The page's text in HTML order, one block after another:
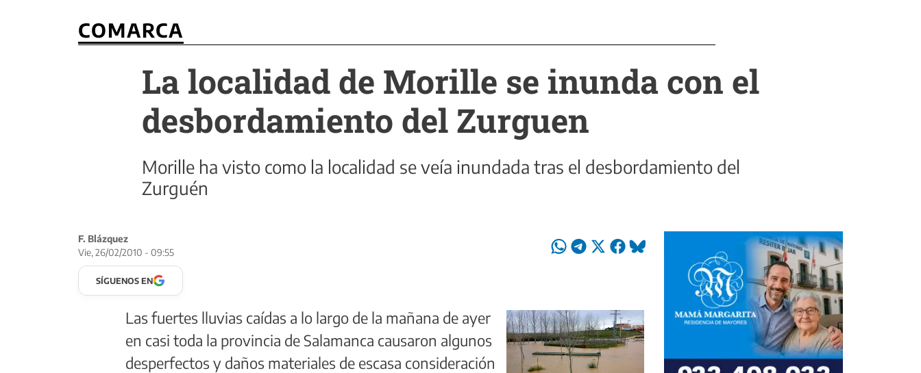
COMARCA
La localidad de Morille se inunda con el
desbordamiento del Zurguen
Morille ha visto como la localidad se veía inundada tras el desbordamiento del
Zurguén
F. Blázquez
Vie, 26/02/2010 - 09:55
SÍGUENOS EN
Las fuertes lluvias caídas a lo largo de la mañana de ayer
en casi toda la provincia de Salamanca causaron algunos
desperfectos y daños materiales de escasa consideración